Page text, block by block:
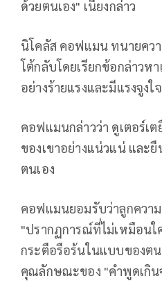
ด้วยตนเอง" เนียงกล่าว
นิโคลัส คอฟแมน ทนายควา
โต้กลับโดยเรียกข้อกล่าวห
อย่างร้ายแรงและมีแรงจูงใ
คอฟแมนกล่าวว่า ดูเตอร์เ
ของเขาอย่างแน่วแน่ และ
ตนเอง
คอฟแมนยอมรับว่าลูกความ
"ปรากฏการณ์ที่ไม่เหมือนใ
กระตือรือร้นในแบบของตน
คุณลักษณะของ "คำพูดเกิน